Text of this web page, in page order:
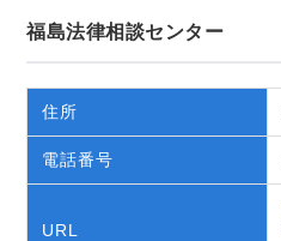
福島法律相談センター
住所
電話番号
URL